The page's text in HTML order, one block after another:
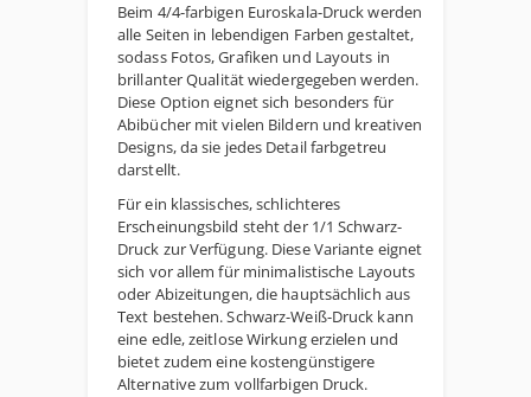
Beim 4/4-farbigen Euroskala-Druck werden
alle Seiten in lebendigen Farben gestaltet,
sodass Fotos, Grafiken und Layouts in
brillanter Qualität wiedergegeben werden.
Diese Option eignet sich besonders für
Abibücher mit vielen Bildern und kreativen
Designs, da sie jedes Detail farbgetreu
darstellt.
Für ein klassisches, schlichteres
Erscheinungsbild steht der 1/1 Schwarz-
Druck zur Verfügung. Diese Variante eignet
sich vor allem für minimalistische Layouts
oder Abizeitungen, die hauptsächlich aus
Text bestehen. Schwarz-Weiß-Druck kann
eine edle, zeitlose Wirkung erzielen und
bietet zudem eine kostengünstigere
Alternative zum vollfarbigen Druck.